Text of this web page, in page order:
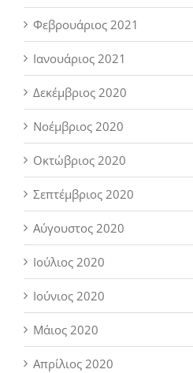
Φεβρουάριος 2021
Ιανουάριος 2021
Δεκέμβριος 2020
Νοέμβριος 2020
Οκτώβριος 2020
Σεπτέμβριος 2020
Αύγουστος 2020
Ιούλιος 2020
Ιούνιος 2020
Μάιος 2020
Απρίλιος 2020